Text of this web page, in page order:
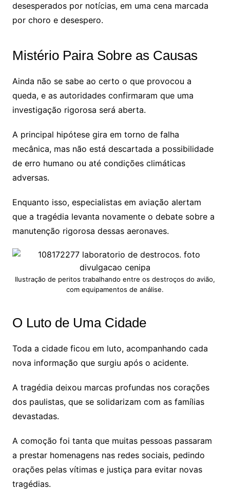
desesperados por notícias, em uma cena marcada
por choro e desespero.
Mistério Paira Sobre as Causas
Ainda não se sabe ao certo o que provocou a
queda, e as autoridades confirmaram que uma
investigação rigorosa será aberta.
A principal hipótese gira em torno de falha
mecânica, mas não está descartada a possibilidade
de erro humano ou até condições climáticas
adversas.
Enquanto isso, especialistas em aviação alertam
que a tragédia levanta novamente o debate sobre a
manutenção rigorosa dessas aeronaves.
Ilustração de peritos trabalhando entre os destroços do avião,
com equipamentos de análise.
O Luto de Uma Cidade
Toda a cidade ficou em luto, acompanhando cada
nova informação que surgiu após o acidente.
A tragédia deixou marcas profundas nos corações
dos paulistas, que se solidarizam com as famílias
devastadas.
A comoção foi tanta que muitas pessoas passaram
a prestar homenagens nas redes sociais, pedindo
orações pelas vítimas e justiça para evitar novas
tragédias.